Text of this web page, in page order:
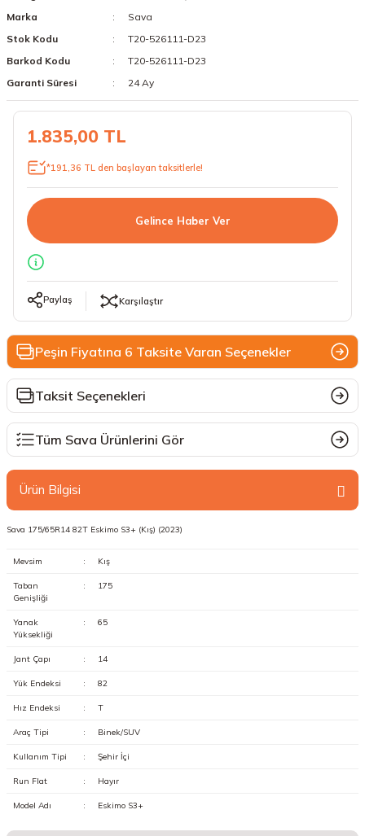
19 Lastikler
20 Lastikler
23 Lastikler
Marka
Sava
Stok Kodu
T20-526111-D23
Barkod Kodu
T20-526111-D23
Garanti Süresi
24 Ay
1.835,00 TL
*191,36 TL den başlayan taksitlerle!
Gelince Haber Ver
Paylaş Karşılaştır
Peşin Fiyatına 6 Taksite Varan Seçenekler
Taksit Seçenekleri
Tüm Sava Ürünlerini Gör
Ürün Bilgisi
Sava 175/65R14 82T Eskimo S3+ (Kış) (2023)
Mevsim : Kış
Taban
Genişliği
: 175
Yanak
Yüksekliği
: 65
Jant Çapı : 14
Yük Endeksi : 82
Hız Endeksi : T
Araç Tipi : Binek/SUV
Kullanım Tipi : Şehir İçi
Run Flat : Hayır
Model Adı : Eskimo S3+